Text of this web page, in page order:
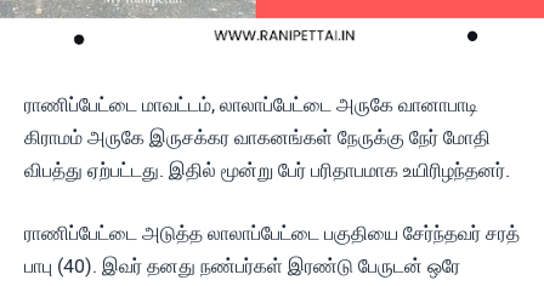
ராணிப்பேட்டை மாவட்டம், லாலாப்பேட்டை அருகே வானாபாடி
கிராமம் அருகே இருசக்கர வாகனங்கள் நேருக்கு நேர் மோதி
விபத்து ஏற்பட்டது. இதில் மூன்று பேர் பரிதாபமாக உயிரிழந்தனர்.
ராணிப்பேட்டை அடுத்த லாலாப்பேட்டை பகுதியை சேர்ந்தவர் சரத்
பாபு (40). இவர் தனது நண்பர்கள் இரண்டு பேருடன் ஒரே